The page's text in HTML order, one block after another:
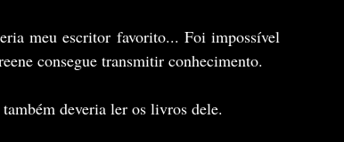
meu escritor favorito... Foi impossível
consegue transmitir conhecimento.
deveria ler os livros dele.